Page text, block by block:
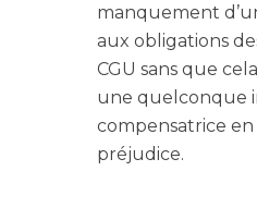
manquement
aux obligations
CGU sans que
une quelconque
compensatrice en
préjudice.